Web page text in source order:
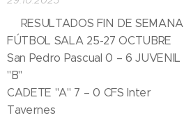
⚽RESULTADOS FIN DE SEMANA
FÚTBOL SALA 25-27 OCTUBRE ⤵️
San Pedro Pascual 0 – 6 JUVENIL
"B"
CADETE "A" 7 – 0 CFS Inter
Tavernes